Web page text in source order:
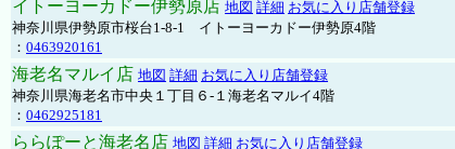
イトーヨーカドー伊勢原店 地図 詳細 お気に入り店舗登録
神奈川県伊勢原市桜台1-8-1 イトーヨーカドー伊勢原4階
： 0463920161
海老名マルイ店 地図 詳細 お気に入り店舗登録
神奈川県海老名市中央１丁目６-１海老名マルイ4階
： 0462925181
ららぽーと海老名店 地図 詳細 お気に入り店舗登録